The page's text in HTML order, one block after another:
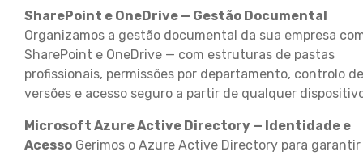
SharePoint e OneDrive — Gestão Documental
Organizamos a gestão documental da sua empresa
SharePoint e OneDrive — com estruturas de pastas
profissionais, permissões por departamento, controlo de
versões e acesso seguro a partir de qualquer
Microsoft Azure Active Directory — Identidade e
Acesso Gerimos o Azure Active Directory para garantir